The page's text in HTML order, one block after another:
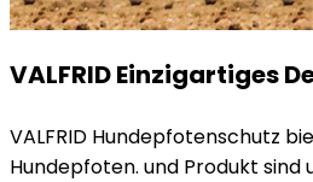
VALFRID Einzigartiges
VALFRID Hundepfotenschutz
Hundepfoten. und Produkt sind